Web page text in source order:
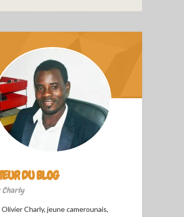
DU BLOG
Charly
Olivier Charly, jeune camerounais,